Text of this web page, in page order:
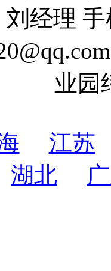
经理 手
业园
江苏
湖北